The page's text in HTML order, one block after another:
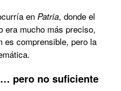
en Patria, donde el
era mucho más preciso,
es comprensible, pero la
pero no suficiente